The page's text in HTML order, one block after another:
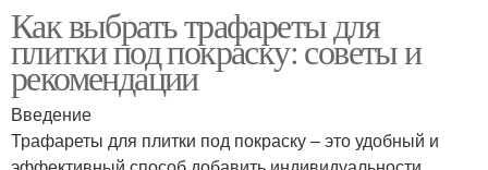
Как выбрать трафареты для
плитки под покраску: советы и
рекомендации
Введение
Трафареты для плитки под покраску – это удобный и